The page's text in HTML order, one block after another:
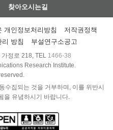
찾아오시는길
개인정보처리방침
저작권정책
방침
부설연구소공고
정로 218, TEL 1466-38
Research Institute.
수집되는 것을 거부하며, 이를 위반시
을 유념하시기 바랍니다.